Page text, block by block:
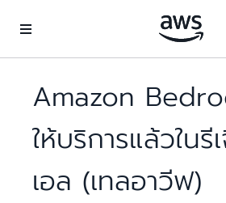
Amazon
ให้บริการแล้วในรี
เอล (เทลอาวีฟ)